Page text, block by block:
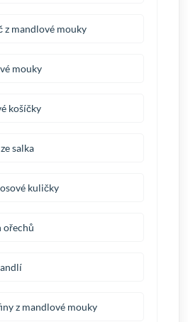
z mandlové mouky
mouky
košíčky
salka
kuličky
ořechů
z mandlové mouky